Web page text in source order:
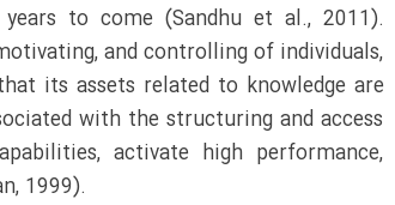
to come (Sandhu et al., 2011).
and controlling of individuals,
its assets related to knowledge are
with the structuring and access
activate high performance,
1999).